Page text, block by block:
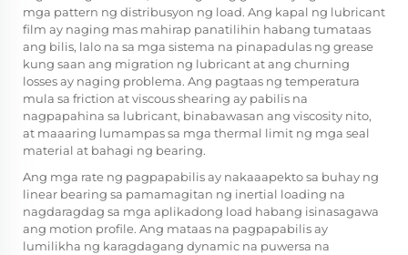
mga pattern ng distribusyon ng load. Ang kapal ng lubricant
film ay naging mas mahirap panatilihin habang tumataas
ang bilis, lalo na sa mga sistema na pinapadulas ng grease
kung saan ang migration ng lubricant at ang churning
losses ay naging problema. Ang pagtaas ng temperatura
mula sa friction at viscous shearing ay pabilis na
nagpapahina sa lubricant, binabawasan ang viscosity nito,
at maaaring lumampas sa mga thermal limit ng mga seal
material at bahagi ng bearing.
Ang mga rate ng pagpapabilis ay nakaaapekto sa buhay ng
linear bearing sa pamamagitan ng inertial loading na
nagdaragdag sa mga aplikadong load habang isinasagawa
ang motion profile. Ang mataas na pagpapabilis ay
lumilikha ng karagdagang dynamic na puwersa na